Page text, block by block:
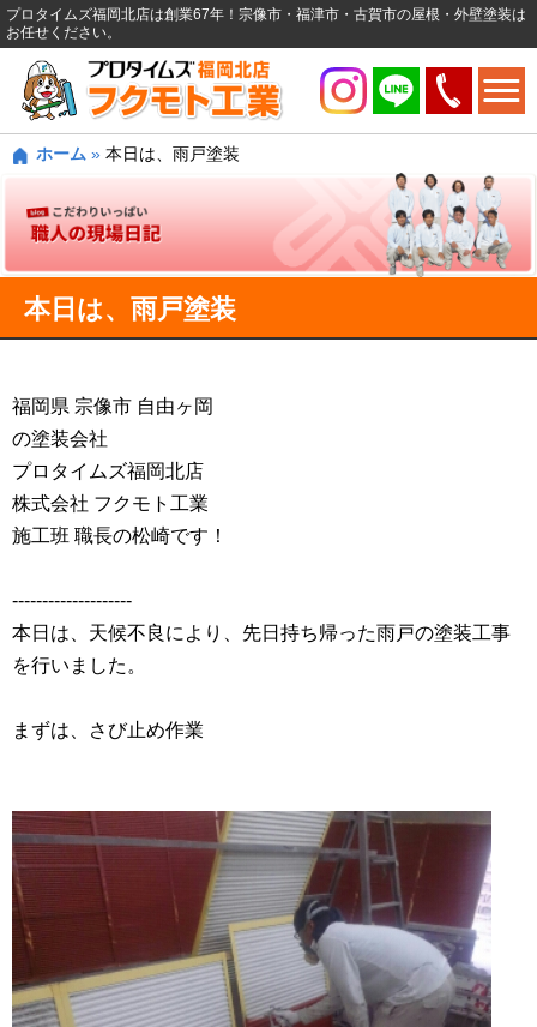
プロタイムズ福岡北店は創業67年！宗像市・福津市・古賀市の屋根・外壁塗装は
お任せください。
ホーム » 本日は、雨戸塗装
本日は、雨戸塗装
福岡県 宗像市 自由ヶ岡
の塗装会社
プロタイムズ福岡北店
株式会社 フクモト工業
施工班 職長の松崎です！
‐‐‐‐‐‐‐‐‐‐‐‐‐‐‐‐‐‐‐‐
本日は、天候不良により、先日持ち帰った雨戸の塗装工事
を行いました。
まずは、さび止め作業